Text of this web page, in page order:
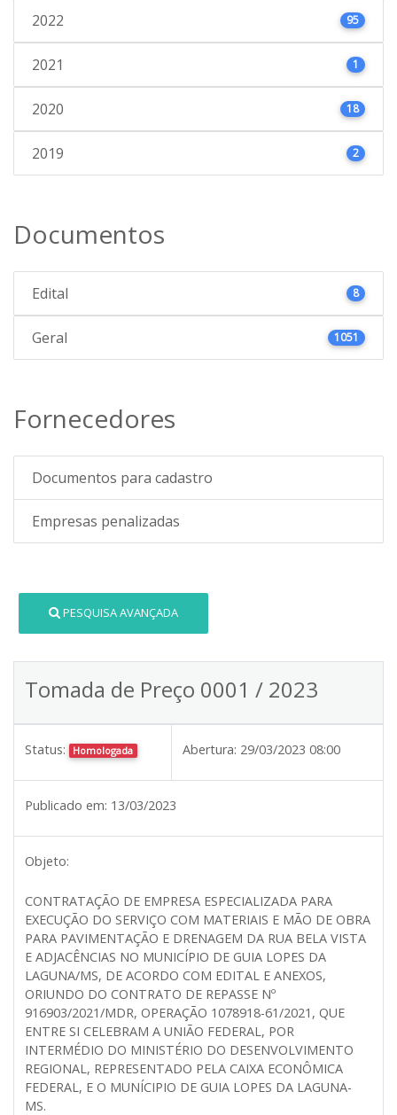
2022 95
2021 1
2020 18
2019 2
Documentos
Edital 8
Geral 1051
Fornecedores
Documentos para cadastro
Empresas penalizadas
PESQUISA AVANÇADA
Tomada de Preço 0001 / 2023
Status: Homologada Abertura: 29/03/2023 08:00
Publicado em: 13/03/2023
Objeto:
CONTRATAÇÃO DE EMPRESA ESPECIALIZADA PARA
EXECUÇÃO DO SERVIÇO COM MATERIAIS E MÃO DE OBRA
PARA PAVIMENTAÇÃO E DRENAGEM DA RUA BELA VISTA
E ADJACÊNCIAS NO MUNICÍPIO DE GUIA LOPES DA
LAGUNA/MS, DE ACORDO COM EDITAL E ANEXOS,
ORIUNDO DO CONTRATO DE REPASSE Nº
916903/2021/MDR, OPERAÇÃO 1078918-61/2021, QUE
ENTRE SI CELEBRAM A UNIÃO FEDERAL, POR
INTERMÉDIO DO MINISTÉRIO DO DESENVOLVIMENTO
REGIONAL, REPRESENTADO PELA CAIXA ECONÔMICA
FEDERAL, E O MUNÍCIPIO DE GUIA LOPES DA LAGUNA-
MS.